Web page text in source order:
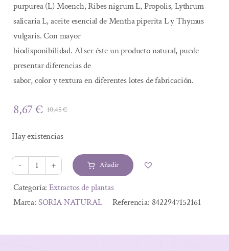
purpurea (L) Moench, Ribes nigrum L, Propolis, Lythrum
salicaria L, aceite esencial de Mentha piperita L y Thymus
vulgaris. Con mayor
biodisponibilidad. Al ser éste un producto natural, puede
presentar diferencias de
sabor, color y textura en diferentes lotes de fabricación.
10,45€El
era:
10,45 €.
8,67€
El
es:
8,67 €.
Hay existencias
COMPOSOR
16
SINUSOL
Añadir
Alternative:
Categoría:Extractos de plantas
Marca: SORIA NATURAL Referencia: 8422947152161